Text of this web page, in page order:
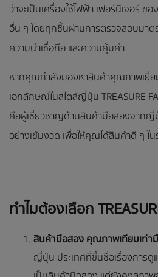
ว่าจะเป็นเครื่องใช้ไฟฟ้า เฟอร์นิเจอร์ ข
อื่น ๆ โดยทุกชิ้นผ่านการตรวจสอบมาต
ความน่าเชื่อถือ และความคุ้มค่า
หากคุณกำลังมองหาสินค้าคุณภาพเยี่ย
เอกลักษณ์ในสไตล์ญี่ปุ่น TREASURE
คือผู้เชี่ยวชาญด้านสินค้ามือสองจากญี่
อย่างเข้มงวด เพื่อให้คุณได้สินค้าดี ๆ ใน
ทำไมต้องเลือก
สินค้ามือสอง คุณภาพเทียบเท่า
ญี่ปุ่น ประเทศที่ขึ้นชื่อเรื่องการดู